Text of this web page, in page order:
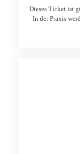
Dieses Ticket ist
In der Praxis